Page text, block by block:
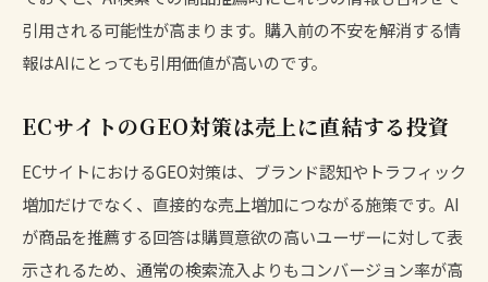
引用される可能性が高まります。購入前の不安を解消する情
報はAIにとっても引用価値が高いのです。
ECサイトのGEO対策は売上に直結する投資
ECサイトにおけるGEO対策は、ブランド認知やトラフィック
増加だけでなく、直接的な売上増加につながる施策です。AI
が商品を推薦する回答は購買意欲の高いユーザーに対して表
示されるため、通常の検索流入よりもコンバージョン率が高